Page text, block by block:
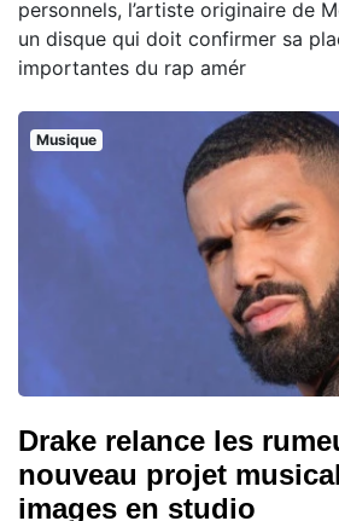
personnels, l’artiste originaire de
un disque qui doit confirmer sa
importantes du rap amér
Musique
Drake relance les
nouveau projet
images en studio